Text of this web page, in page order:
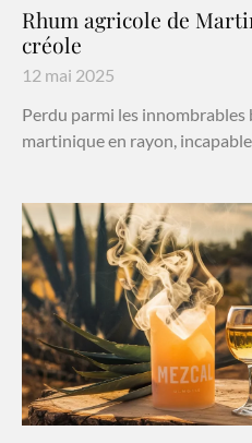
Rhum agricole de
créole
12 mai 2025
Perdu parmi les
martinique en rayon,